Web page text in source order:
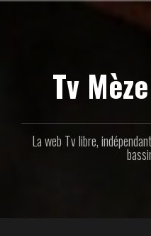
Tv
La web Tv libre,